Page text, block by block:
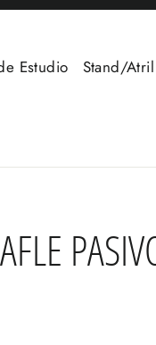
Estudio
Stand/Atril